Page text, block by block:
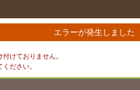
エラーが発生しました
けておりません。
ださい。